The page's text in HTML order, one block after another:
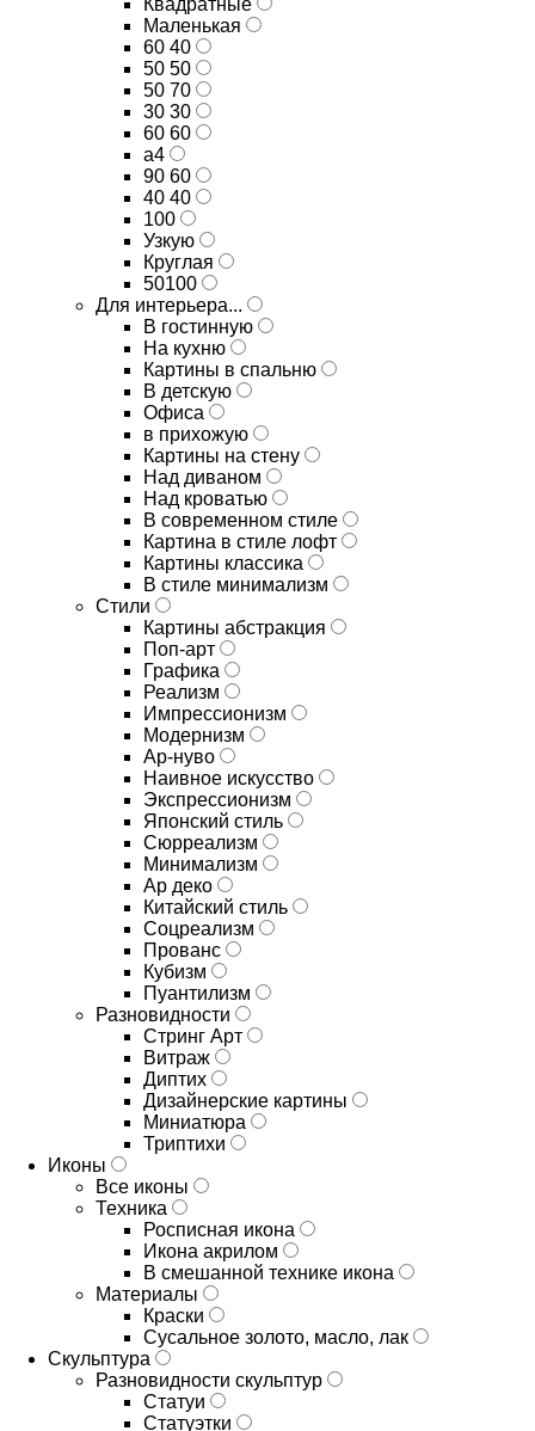
Квадратные
Маленькая
60 40
50 50
50 70
30 30
60 60
а4
90 60
40 40
100
Узкую
Круглая
50100
Для интерьера...
В гостинную
На кухню
Картины в спальню
В детскую
Офиса
в прихожую
Картины на стену
Над диваном
Над кроватью
В современном стиле
Картина в стиле лофт
Картины классика
В стиле минимализм
Стили
Картины абстракция
Поп-арт
Графика
Реализм
Импрессионизм
Модернизм
Ар-нуво
Наивное искусство
Экспрессионизм
Японский стиль
Сюрреализм
Минимализм
Ар деко
Китайский стиль
Соцреализм
Прованс
Кубизм
Пуантилизм
Разновидности
Стринг Арт
Витраж
Диптих
Дизайнерские картины
Миниатюра
Триптихи
Иконы
Все иконы
Техника
Росписная икона
Икона акрилом
В смешанной технике икона
Материалы
Краски
Сусальное золото, масло, лак
Скульптура
Разновидности скульптур
Статуи
Статуэтки